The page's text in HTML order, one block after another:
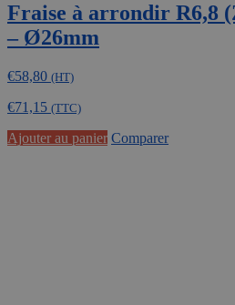
Fraise à arrondir R6,8
– Ø26mm
€58,80 (HT)
€71,15 (TTC)
Ajouter au panier Comparer